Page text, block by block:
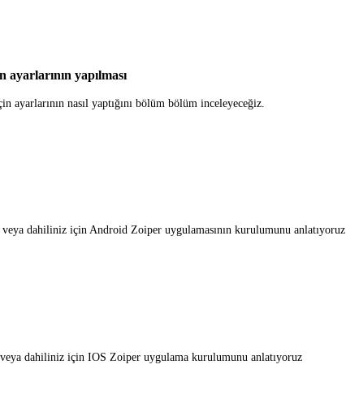
yapılması
nasıl yaptığını bölüm bölüm inceleyeceğiz.
dahiliniz için Android Zoiper uygulamasının kurulumunu anlatıyoruz
dahiliniz için IOS Zoiper uygulama kurulumunu anlatıyoruz